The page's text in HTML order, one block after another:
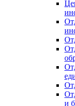
и